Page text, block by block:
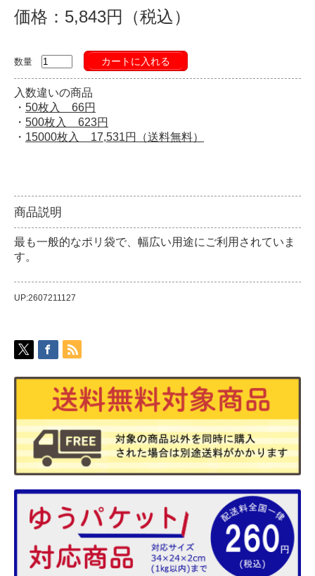
価格：5,843円（税込）
数量 カートに入れる
入数違いの商品
・ 50枚入 66円
・ 500枚入 623円
・ 15000枚入 17,531円（送料無料）
商品説明
最も一般的なポリ袋で、幅広い用途にご利用されていま
す。
UP:2607211127